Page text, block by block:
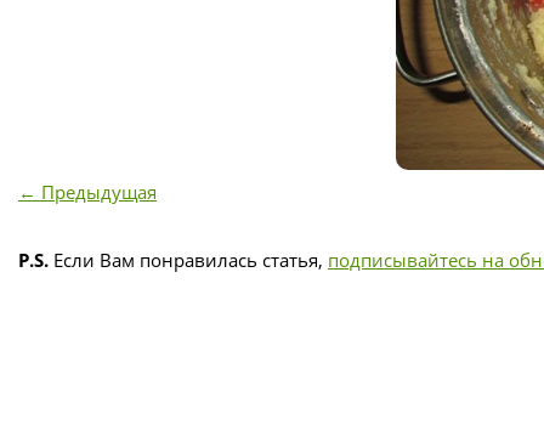
← Предыдущая
P.S. Если Вам понравилась статья, подписывайтесь на